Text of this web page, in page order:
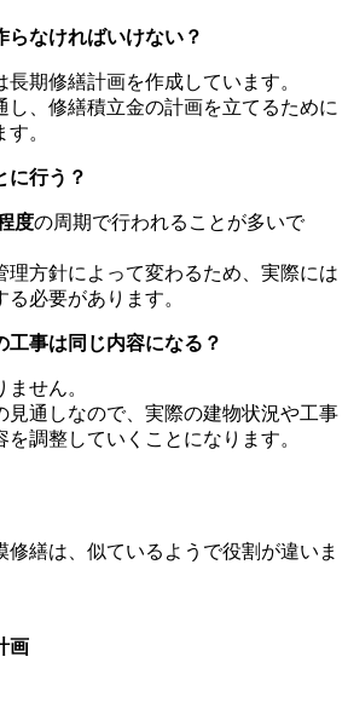
）
らなければいけない？
期修繕計画を作成しています。
し、修繕積立金の計画を立てるために
。
に行う？
度の周期で行われることが多いで
理方針によって変わるため、実際には
必要があります。
工事は同じ内容になる？
せん。
見通しなので、実際の建物状況や工事
調整していくことになります。
修繕は、似ているようで役割が違いま
画